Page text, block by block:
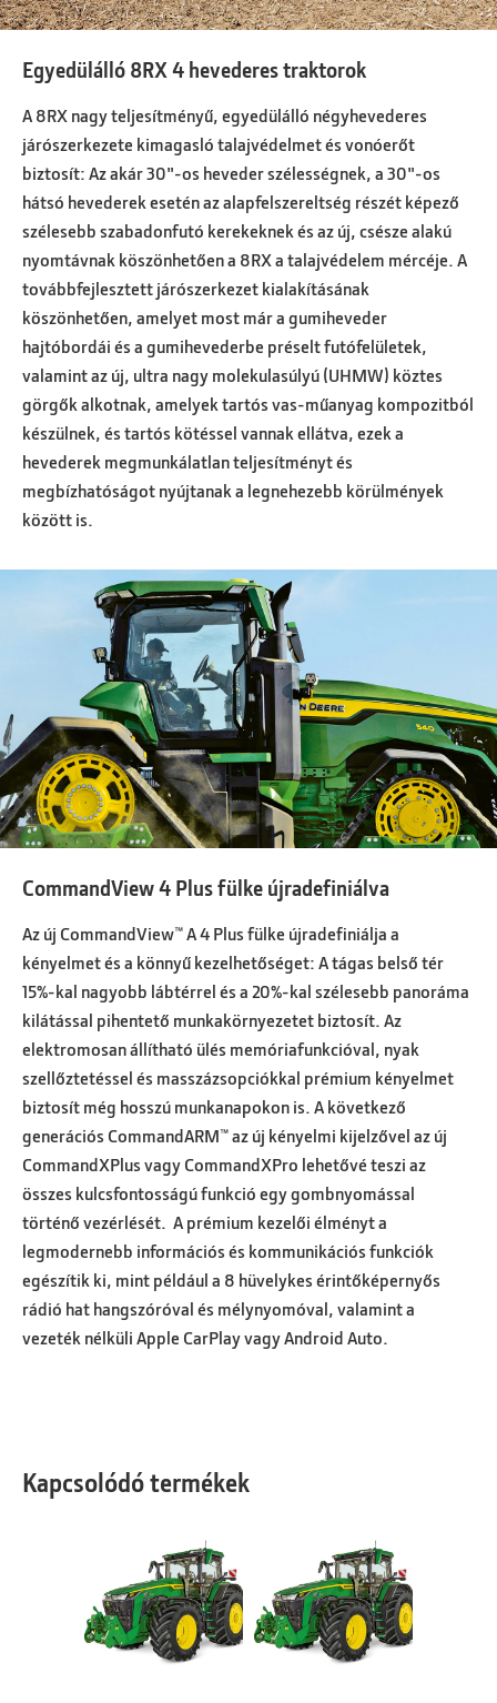
Egyedülálló 8RX 4 hevederes traktorok
A 8RX nagy teljesítményű, egyedülálló négyhevederes
járószerkezete kimagasló talajvédelmet és vonóerőt
biztosít: Az akár 30"-os heveder szélességnek, a 30"-os
hátsó hevederek esetén az alapfelszereltség részét képező
szélesebb szabadonfutó kerekeknek és az új, csésze alakú
nyomtávnak köszönhetően a 8RX a talajvédelem mércéje. A
továbbfejlesztett járószerkezet kialakításának
köszönhetően, amelyet most már a gumiheveder
hajtóbordái és a gumihevederbe préselt futófelületek,
valamint az új, ultra nagy molekulasúlyú (UHMW) köztes
görgők alkotnak, amelyek tartós vas-műanyag kompozitból
készülnek, és tartós kötéssel vannak ellátva, ezek a
hevederek megmunkálatlan teljesítményt és
megbízhatóságot nyújtanak a legnehezebb körülmények
között is.
CommandView 4 Plus fülke újradefiniálva
Az új CommandView™ A 4 Plus fülke újradefiniálja a
kényelmet és a könnyű kezelhetőséget: A tágas belső tér
15%-kal nagyobb lábtérrel és a 20%-kal szélesebb panoráma
kilátással pihentető munkakörnyezetet biztosít. Az
elektromosan állítható ülés memóriafunkcióval, nyak
szellőztetéssel és masszázsopciókkal prémium kényelmet
biztosít még hosszú munkanapokon is. A következő
generációs CommandARM™ az új kényelmi kijelzővel az új
CommandXPlus vagy CommandXPro lehetővé teszi az
összes kulcsfontosságú funkció egy gombnyomással
történő vezérlését. A prémium kezelői élményt a
legmodernebb információs és kommunikációs funkciók
egészítik ki, mint például a 8 hüvelykes érintőképernyős
rádió hat hangszóróval és mélynyomóval, valamint a
vezeték nélküli Apple CarPlay vagy Android Auto.
Kapcsolódó termékek